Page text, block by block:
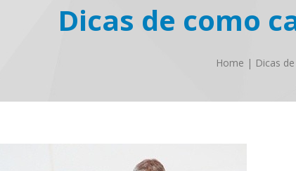
Dicas de como
Home | Dicas